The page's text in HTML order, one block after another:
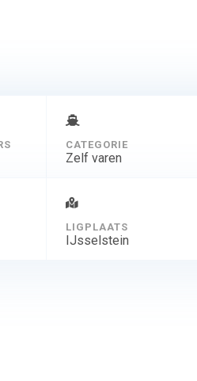
CATEGORIE
Zelf varen
LIGPLAATS
IJsselstein